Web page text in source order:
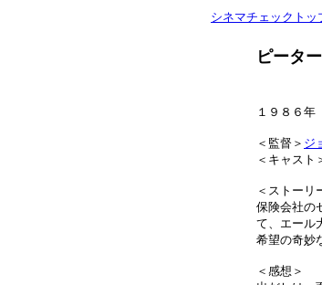
シネマチェックトッ
ピータ
１９８６
＜監督＞ ジ
＜キャスト
＜ストーリ
保険会社の
て、エール
希望の奇妙
＜感想＞